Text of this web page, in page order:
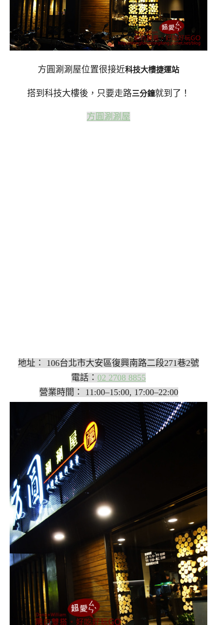
方圓涮涮屋位置很接近科技大樓捷運站
搭到科技大樓後，只要走路三分鐘就到了！
方圓涮涮屋
地址： 106台北市大安區復興南路二段271巷2號
電話： 02 2708 8855
營業時間： 11:00–15:00, 17:00–22:00